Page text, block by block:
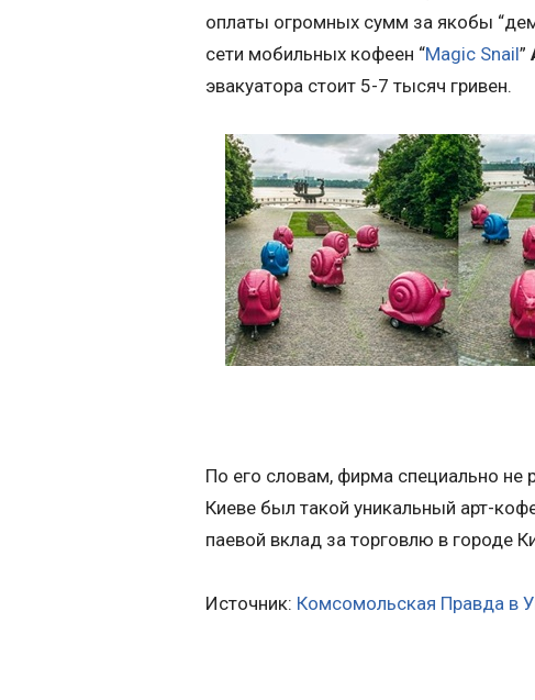
оплаты огромных сумм за якобы
сети мобильных кофеен “Magic Snail”
эвакуатора стоит 5-7 тысяч гривен.
По его словам, фирма специально не
Киеве был такой уникальный арт-
паевой вклад за торговлю в городе
Источник: Комсомольская Правда в